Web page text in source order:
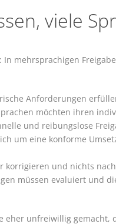
viele
In mehrsprachigen
Anforderungen
möchten ihren
und reibungslose
um eine konforme
korrigieren und nichts
müssen evaluiert und
eher unfreiwillig